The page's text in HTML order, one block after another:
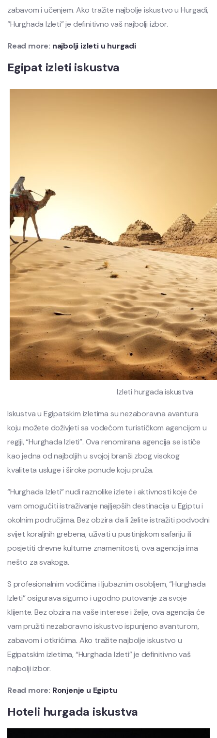
zabavom i učenjem. Ako tražite najbolje iskustvo u Hurgadi,
“Hurghada Izleti” je definitivno vaš najbolji izbor.
Read more: najbolji izleti u hurgadi
Egipat izleti iskustva
Izleti hurgada iskustva
Iskustva u Egipatskim izletima su nezaboravna avantura
koju možete doživjeti sa vodećom turističkom agencijom u
regiji, “Hurghada Izleti”. Ova renomirana agencija se ističe
kao jedna od najboljih u svojoj branši zbog visokog
kvaliteta usluge i široke ponude koju pruža.
“Hurghada Izleti” nudi raznolike izlete i aktivnosti koje će
vam omogućiti istraživanje najljepših destinacija u Egiptu i
okolnim područjima. Bez obzira da li želite istražiti podvodni
svijet koraljnih grebena, uživati u pustinjskom safariju ili
posjetiti drevne kulturne znamenitosti, ova agencija ima
nešto za svakoga.
S profesionalnim vodičima i ljubaznim osobljem, “Hurghada
Izleti” osigurava sigurno i ugodno putovanje za svoje
klijente. Bez obzira na vaše interese i želje, ova agencija će
vam pružiti nezaboravno iskustvo ispunjeno avanturom,
zabavom i otkrićima. Ako tražite najbolje iskustvo u
Egipatskim izletima, “Hurghada Izleti” je definitivno vaš
najbolji izbor.
Read more: Ronjenje u Egiptu
Hoteli hurgada iskustva